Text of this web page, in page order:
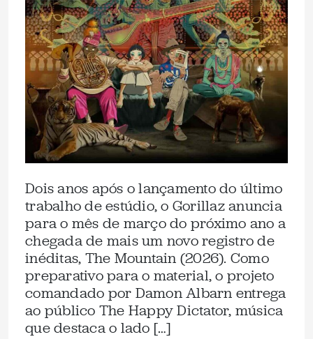
Dois anos após o lançamento do último
trabalho de estúdio, o Gorillaz anuncia
para o mês de março do próximo ano a
chegada de mais um novo registro de
inéditas, The Mountain (2026). Como
preparativo para o material, o projeto
comandado por Damon Albarn entrega
ao público The Happy Dictator, música
que destaca o lado […]